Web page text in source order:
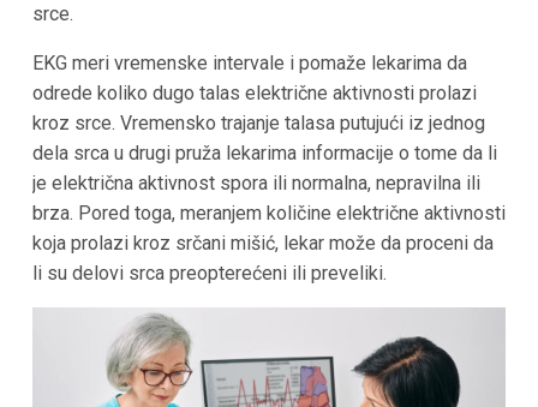
srce.
EKG meri vremenske intervale i pomaže lekarima da
odrede koliko dugo talas električne aktivnosti prolazi
kroz srce. Vremensko trajanje talasa putujući iz jednog
dela srca u drugi pruža lekarima informacije o tome da li
je električna aktivnost spora ili normalna, nepravilna ili
brza. Pored toga, meranjem količine električne aktivnosti
koja prolazi kroz srčani mišić, lekar može da proceni da
li su delovi srca preopterećeni ili preveliki.